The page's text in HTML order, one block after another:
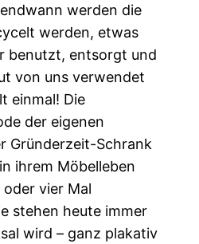
werden die
werden, etwas
benutzt, entsorgt und
von uns verwendet
einmal! Die
der eigenen
Gründerzeit-Schrank
ihrem Möbelleben
vier Mal
stehen heute immer
wird – ganz plakativ